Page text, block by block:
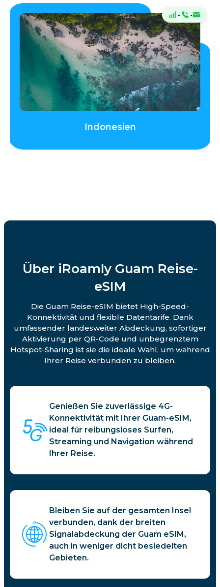
· ·
Indonesien
Über iRoamly Guam Reise-
eSIM
Die Guam Reise-eSIM bietet High-Speed-
Konnektivität und flexible Datentarife. Dank
umfassender landesweiter Abdeckung, sofortiger
Aktivierung per QR-Code und unbegrenztem
Hotspot-Sharing ist sie die ideale Wahl, um während
Ihrer Reise verbunden zu bleiben.
Genießen Sie zuverlässige 4G-
Konnektivität mit Ihrer Guam-eSIM,
ideal für reibungsloses Surfen,
Streaming und Navigation während
Ihrer Reise.
Bleiben Sie auf der gesamten Insel
verbunden, dank der breiten
Signalabdeckung der Guam eSIM,
auch in weniger dicht besiedelten
Gebieten.